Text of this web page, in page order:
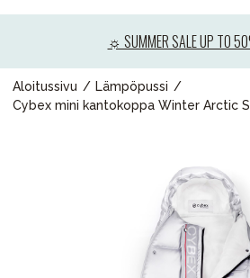
☼ SUMMER SALE UP TO
Aloitussivu
Lämpöpussi
Cybex mini kantokoppa Winter Arctic
Lasten
Lelut ja pelit
Äiti & Isä
Huonekalut &